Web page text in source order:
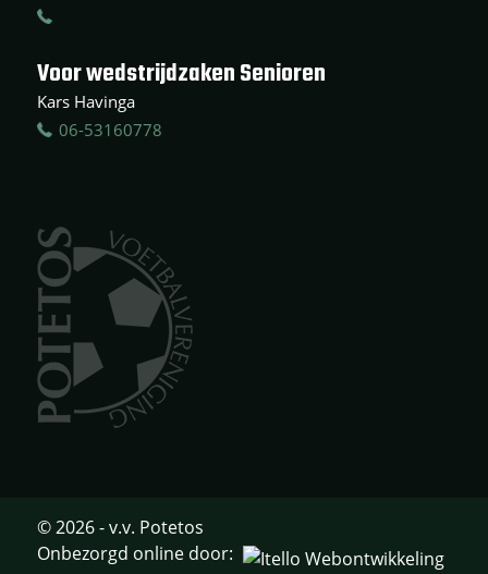
Voor wedstrijdzaken Senioren
Kars Havinga
06-53160778
© 2026 - v.v. Potetos
Onbezorgd online door: